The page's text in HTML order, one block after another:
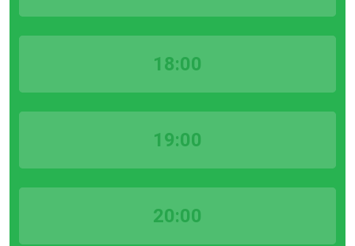
18:00
19:00
20:00